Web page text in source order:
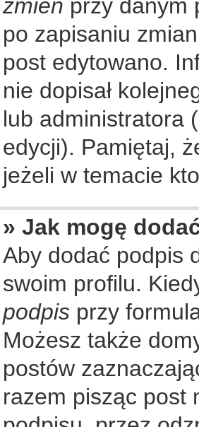
zmień przy danym
po zapisaniu
post edytowano.
nie dopisał
lub administratora
edycji). Pamiętaj,
jeżeli w temacie
» Jak mogę
Aby dodać podpis
swoim profilu.
podpis przy
Możesz także
postów
razem pisząc post